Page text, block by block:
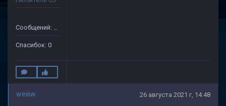
Сообщений: 11
Спасибок: 0
weiiiw 26 августа 2021 г, 14:48